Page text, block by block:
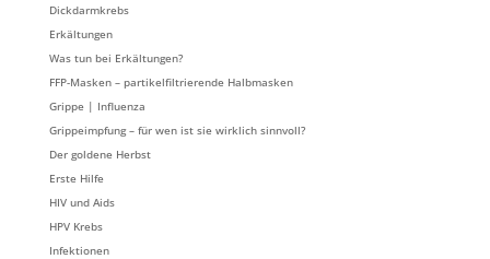
Dickdarmkrebs
Erkältungen
Was tun bei Erkältungen?
FFP-Masken – partikelfiltrierende Halbmasken
Grippe | Influenza
Grippeimpfung – für wen ist sie wirklich sinnvoll?
Der goldene Herbst
Erste Hilfe
HIV und Aids
HPV Krebs
Infektionen